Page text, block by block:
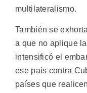
multilateralismo.
También se
a que no aplique
intensificó el
ese país contra
países que